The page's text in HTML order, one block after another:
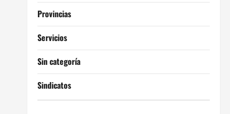
Provincias
Servicios
Sin categoría
Sindicatos